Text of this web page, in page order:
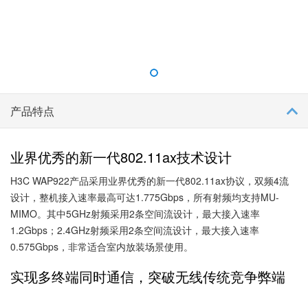
产品特点
业界优秀的新一代802.11ax技术设计
H3C WAP922产品采用业界优秀的新一代802.11ax协议，双频4流
设计，整机接入速率最高可达1.775Gbps，所有射频均支持MU-
MIMO。其中5GHz射频采用2条空间流设计，最大接入速率
1.2Gbps；2.4GHz射频采用2条空间流设计，最大接入速率
0.575Gbps，非常适合室内放装场景使用。
实现多终端同时通信，突破无线传统竞争弊端